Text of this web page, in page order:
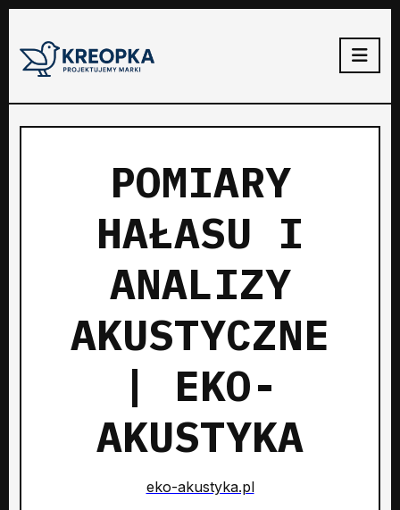
POMIARY
HAŁASU I
ANALIZY
AKUSTYCZNE
| EKO-
AKUSTYKA
eko-akustyka.pl